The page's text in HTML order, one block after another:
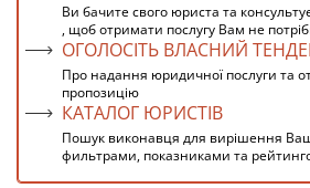
Ви бачите свого юриста та
, щоб отримати послугу Вам не
ОГОЛОСІТЬ ВЛАСНИЙ
Про надання юридичної послуги та
пропозицію
КАТАЛОГ ЮРИСТІВ
Пошук виконавця для вирішення
фильтрами, показниками та